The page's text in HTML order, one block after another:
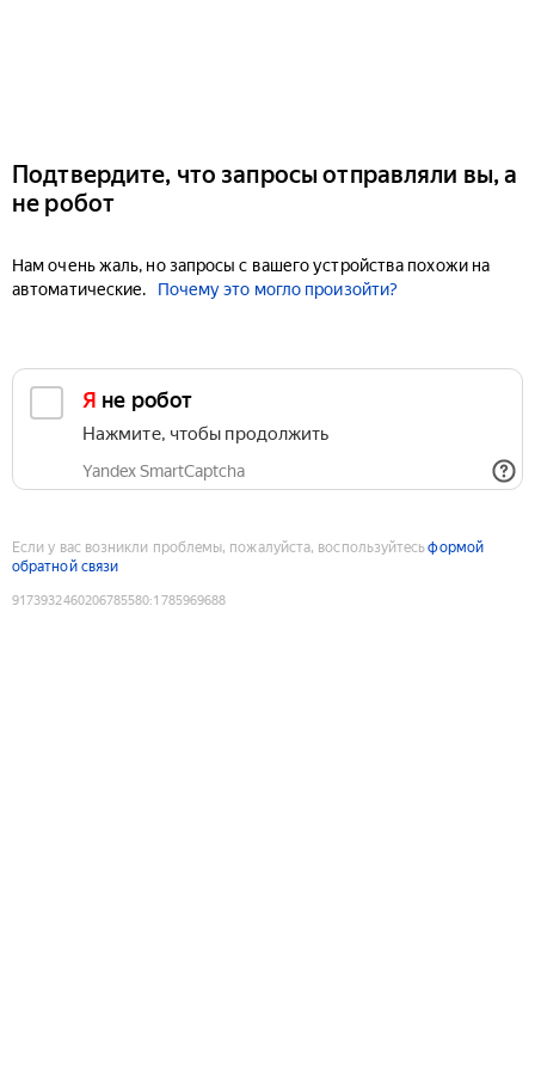
Подтвердите, что запросы отправляли вы, а
не робот
Нам очень жаль, но запросы с вашего устройства похожи на
автоматические.
Почему это могло произойти?
Я не робот
Нажмите, чтобы продолжить
Yandex SmartCaptcha
Если у вас возникли проблемы, пожалуйста, воспользуйтесьформой
обратной связи
9173932460206785580:1785969688